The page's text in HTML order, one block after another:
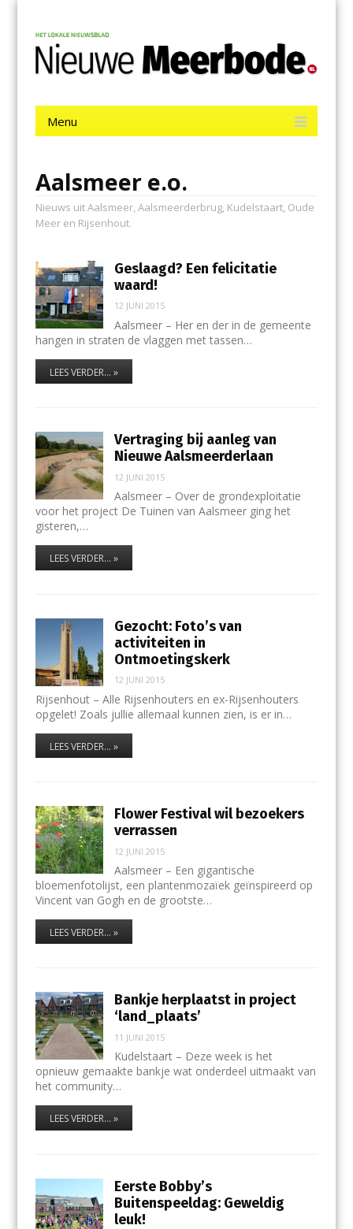
contentNieuwe Meerbode
Menu
Aalsmeer e.o.
Nieuws uit Aalsmeer, Aalsmeerderbrug, Kudelstaart, Oude
Meer en Rijsenhout.
Geslaagd? Een felicitatie
waard!
12 JUNI 2015
Aalsmeer – Her en der in de gemeente
hangen in straten de vlaggen met tassen…
LEES VERDER... »
Vertraging bij aanleg van
Nieuwe Aalsmeerderlaan
12 JUNI 2015
Aalsmeer – Over de grondexploitatie
voor het project De Tuinen van Aalsmeer ging het
gisteren,…
LEES VERDER... »
Gezocht: Foto’s van
activiteiten in
Ontmoetingskerk
12 JUNI 2015
Rijsenhout – Alle Rijsenhouters en ex-Rijsenhouters
opgelet! Zoals jullie allemaal kunnen zien, is er in…
LEES VERDER... »
Flower Festival wil bezoekers
verrassen
12 JUNI 2015
Aalsmeer – Een gigantische
bloemenfotolijst, een plantenmozaïek geïnspireerd op
Vincent van Gogh en de grootste…
LEES VERDER... »
Bankje herplaatst in project
‘land_plaats’
11 JUNI 2015
Kudelstaart – Deze week is het
opnieuw gemaakte bankje wat onderdeel uitmaakt van
het community…
LEES VERDER... »
Eerste Bobby’s
Buitenspeeldag: Geweldig
leuk!